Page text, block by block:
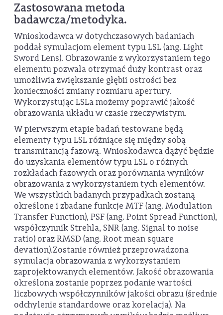
Zastosowana metoda
badawcza/metodyka.
Wnioskodawca w dotychczasowych badaniach
poddał symulacjom element typu LSL (ang. Light
Sword Lens). Obrazowanie z wykorzystaniem tego
elementu pozwala otrzymać duży kontrast oraz
umożliwia zwiększanie głębii ostrości bez
konieczności zmiany rozmiaru apertury.
Wykorzystując LSLa możemy poprawić jakość
obrazowania układu w czasie rzeczywistym.
W pierwszym etapie badań testowane będą
elementy typu LSL różniące się między sobą
transmitancją fazową. Wnioskodawca dążyć będzie
do uzyskania elementów typu LSL o różnych
rozkładach fazowych oraz porównania wyników
obrazowania z wykorzystaniem tych elementów.
We wszystkich badanych przypadkach zostaną
określone i zbadane funkcje MTF (ang. Modulation
Transfer Function), PSF (ang. Point Spread Function),
współczynnik Strehla, SNR (ang. Signal to noise
ratio) oraz RMSD (ang. Root mean square
devation).Zostanie również przeprowadzona
symulacja obrazowania z wykorzystaniem
zaprojektowanych elementów. Jakość obrazowania
określona zostanie poprzez podanie wartości
liczbowych współczynników jakości obrazu (średnie
odchylenie standardowe oraz korelacja). Na